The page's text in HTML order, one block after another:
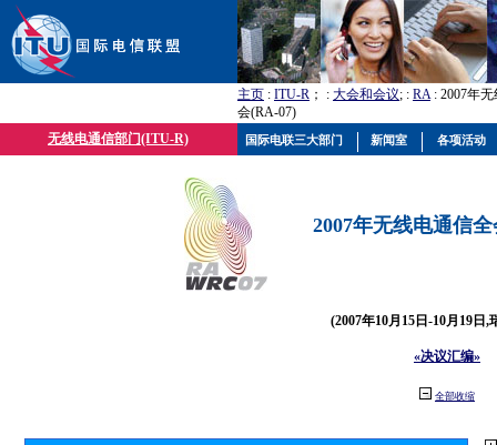
主页 : ITU-R ； : 大会和会议; : RA: 2007年
会(RA-07)
无线电通信部门(ITU-R)
2007年无线电通信
(2007年10月15日-10月19日,
«决议汇编»
全部收缩
国际电联三大部门 新闻室 各项活动